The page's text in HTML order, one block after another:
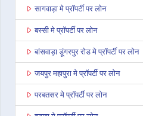
सागवाड़ा मे प्रॉपर्टी पर लोन
बस्सी मे प्रॉपर्टी पर लोन
बांसवाड़ा डूंगरपुर रोड मे प्रॉपर्टी पर लोन
जयपुर महापुरा मे प्रॉपर्टी पर लोन
परबतसर मे प्रॉपर्टी पर लोन